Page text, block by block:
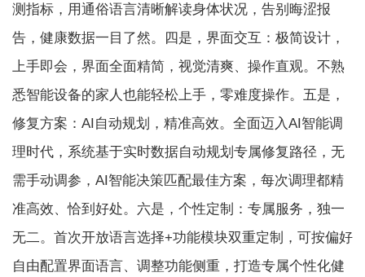
测指标，用通俗语言清晰解读身体状况，告别晦涩报
告，健康数据一目了然。四是，界面交互：极简设计，
上手即会，界面全面精简，视觉清爽、操作直观。不熟
悉智能设备的家人也能轻松上手，零难度操作。五是，
修复方案：AI自动规划，精准高效。全面迈入AI智能调
理时代，系统基于实时数据自动规划专属修复路径，无
需手动调参，AI智能决策匹配最佳方案，每次调理都精
准高效、恰到好处。六是，个性定制：专属服务，独一
无二。首次开放语言选择+功能模块双重定制，可按偏好
自由配置界面语言、调整功能侧重，打造专属个性化健